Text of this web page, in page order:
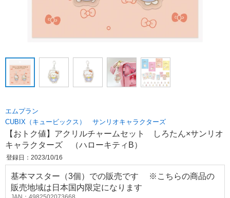
エムプラン
CUBIX（キュービックス） サンリオキャラクターズ
【おトク値】アクリルチャームセット しろたん×サンリオ
キャラクターズ （ハローキティB）
登録日：2023/10/16
基本マスター（3個）での販売です ※こちらの商品の
販売地域は日本国内限定になります